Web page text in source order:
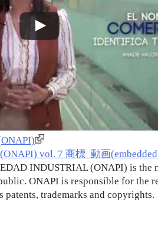
vol. 7 商標_動画
INDUSTRIAL (ONAPI) is the
ONAPI is responsible for the
trademarks and copyrights.